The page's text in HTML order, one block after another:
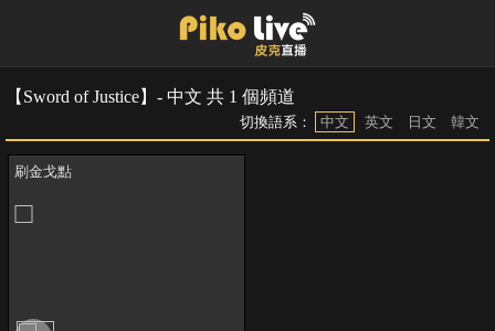
【Sword of Justice】- 中文 共 1 個頻道
切換語系： 中文 英文 日文 韓文
刷金戈點